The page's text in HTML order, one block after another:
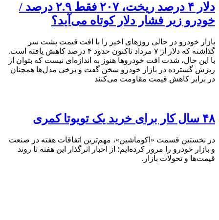
دلار ۴ درصد ریخت، ۲۰۷ فقط ۲.۹ درصد /
خودرو زیر فشار دلار کوتاه می‌آید؟
بازار خودرو در حالی روزهای اخیر را با افت قیمت پشت سر
گذاشته که دلار از ۷ مرداد تاکنون حدود ۴ درصد کاهش یافته است.
با این حال، شدت افت خودروها هنوز به اندازه‌ای نیست که بتوان از
ریزش گسترده در بازار خودرو سخن گفت و برخی مدل‌ها همچنان
در برابر کاهش قیمت مقاومت می‌کنند
۴۸ سال کار برای خرید یک تویوتا کمری
در نخستین قسمت «اکوماشین»، مهم‌ترین اتفاقات هفته در صنعت
و بازار خودرو را مرور کرده‌ایم؛ از اخبار اثرگذار این هفته تا روند
قیمت‌ها و تحولات بازار.